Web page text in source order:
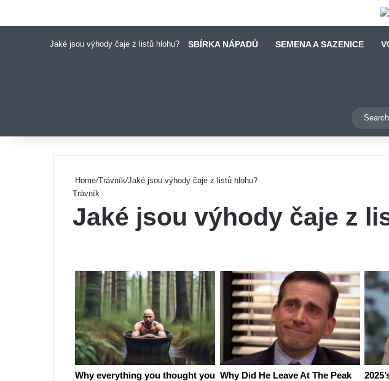
Jaké jsou výhody čaje z listů hlohu? SBÍRKA NÁPADŮ SEMENA A SAZENICE
Switch
Home/Trávník/Jaké jsou výhody čaje z listů hlohu?
Trávník
Jaké jsou výhody čaje z